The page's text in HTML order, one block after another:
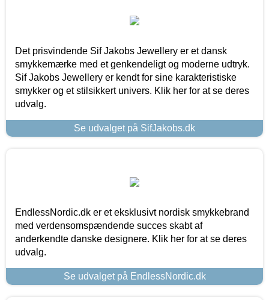
Det prisvindende Sif Jakobs Jewellery er et dansk
smykkemærke med et genkendeligt og moderne udtryk.
Sif Jakobs Jewellery er kendt for sine karakteristiske
smykker og et stilsikkert univers. Klik her for at se deres
udvalg.
Se udvalget på SifJakobs.dk
EndlessNordic.dk er et eksklusivt nordisk smykkebrand
med verdensomspændende succes skabt af
anderkendte danske designere. Klik her for at se deres
udvalg.
Se udvalget på EndlessNordic.dk